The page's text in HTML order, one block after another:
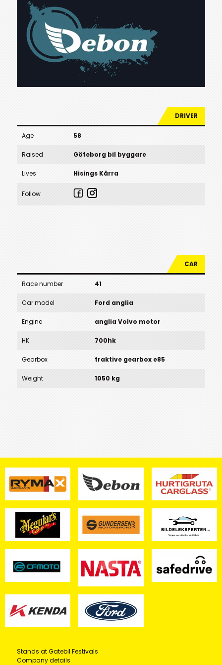
DRIVER
Age 58
Raised Göteborg bil byggare
Lives Hisings Kärra
Follow
CAR
Race number 41
Car model Ford anglia
Engine anglia Volvo motor
HK 700hk
Gearbox traktive gearbox e85
Weight 1050 kg
Stands at Gatebil Festivals
Company details